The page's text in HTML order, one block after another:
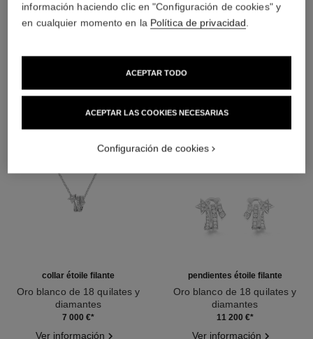
collar étoile filante
Oro blanco de 18 quilates y
diamantes
7 000 €*
Ver información
pendientes étoile filante
Oro blanco de 18 quilates y
diamantes
Ref. J1081411 200 €*
Ver información
información haciendo clic en "Configuración de cookies" y
en cualquier momento en la Política de privacidad.
ACEPTAR LAS COOKIES NECESARIAS
ACEPTAR TODO
Configuración de cookies